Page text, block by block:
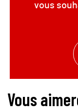
vous
Vous